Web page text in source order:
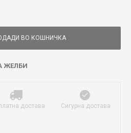
ВО КОШНИЧКА
ЖЕЛБИ
достава Сигурна достава